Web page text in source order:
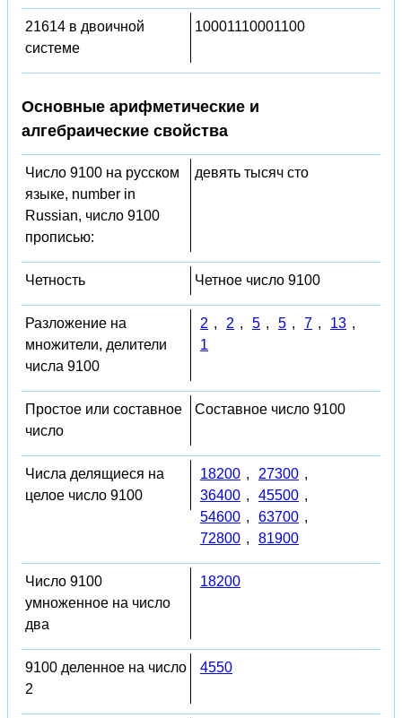
21614 в двоичной
системе
10001110001100
Основные арифметические и
алгебраические свойства
Число 9100 на русском
языке, number in
Russian, число 9100
прописью:
девять тысяч сто
Четность Четное число 9100
Разложение на
множители, делители
числа 9100
2 , 2 , 5 , 5 , 7 , 13 ,
1
Простое или составное
число
Составное число 9100
Числа делящиеся на
целое число 9100
18200 , 27300 ,
36400 , 45500 ,
54600 , 63700 ,
72800 , 81900
Число 9100
умноженное на число
два
18200
9100 деленное на число
2
4550